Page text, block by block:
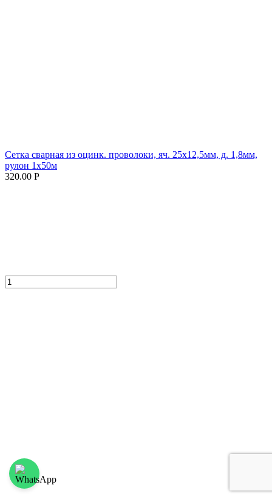
Сетка сварная из оцинк. проволоки, яч. 25х12,5мм, д. 1,8мм,
рулон 1х50м
320.00 Р